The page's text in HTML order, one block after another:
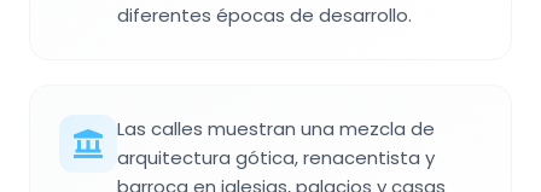
diferentes épocas de desarrollo.
Las calles muestran una mezcla de
arquitectura gótica, renacentista y
barroca en iglesias, palacios y casas